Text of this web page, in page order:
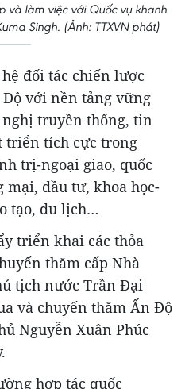
và làm việc với Quốc vụ khanh
Singh. (Ảnh: TTXVN phát)
đối tác chiến lược
với nền tảng vững
truyền thống, tin
triển tích cực trong
trị-ngoại giao, quốc
đầu tư, khoa học-
tạo, du lịch…
triển khai các thỏa
thăm cấp Nhà
tịch nước Trần Đại
và chuyến thăm Ấn Độ
Nguyễn Xuân Phúc
hợp tác quốc